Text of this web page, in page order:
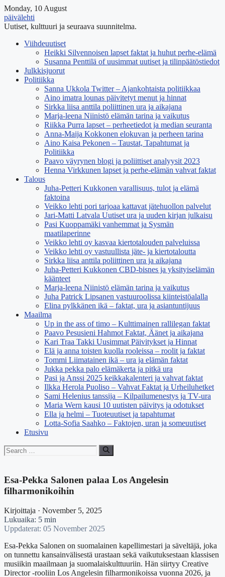
Monday, 10 August
päivälehti
Uutiset, kulttuuri ja seuraava suunnitelma.
Viihdeuutiset
Heikki Silvennoisen lapset faktat ja huhut perhe-elämä
Susanna Penttilä of uusimmat uutiset ja tilinpäätöstiedot
Julkkisjuorut
Politiikka
Sanna Ukkola Twitter – Ajankohtaista politiikkaa
Aino imatra lounas päivitetyt menut ja hinnat
Sirkka liisa anttila poliittinen ura ja aikajana
Marja-leena Niinistö elämän tarina ja vaikutus
Riikka Purra lapset – perheetiedot ja median seuranta
Anna-Maija Kokkonen elokuvan ja perheen tarina
Aino Kaisa Pekonen – Taustat, Tapahtumat ja
Politiikka
Paavo väyrynen blogi ja poliittiset analyysit 2023
Henna Virkkunen lapset ja perhe-elämän vahvat faktat
Talous
Juha-Petteri Kukkonen varallisuus, tulot ja elämä
faktoina
Veikko lehti pori tarjoaa kattavat jätehuollon palvelut
Jari-Matti Latvala Uutiset ura ja uuden kirjan julkaisu
Pasi Kuoppamäki vanhemmat ja Sysmän
maatilaperinne
Veikko lehti oy kasvaa kiertotalouden palveluissa
Veikko lehti oy vastuullista jäte- ja kiertotaloutta
Sirkka liisa anttila poliittinen ura ja aikajana
Juha-Petteri Kukkonen CBD-bisnes ja yksityiselämän
käänteet
Marja-leena Niinistö elämän tarina ja vaikutus
Juha Patrick Lipsanen vastuuroolissa kiinteistöalalla
Elina pylkkänen ikä – faktat, ura ja asiantuntijuus
Maailma
Up in the ass of timo – Kulttimainen rallilegan faktat
Paavo Pesusieni Hahmot Faktat, Äänet ja aikajana
Kari Traa Takki Uusimmat Päivitykset ja Hinnat
Elä ja anna toisten kuolla rooleissa – roolit ja faktat
Tommi Liimatainen ikä – ura ja elämän faktat
Jukka pekka palo elämäkerta ja pitkä ura
Pasi ja Anssi 2025 keikkakalenteri ja vahvat faktat
Ilkka Herola Puoliso – Vahvat Faktat ja Urheiluhetket
Sami Helenius tanssija – Kilpailumenestys ja TV-ura
Maria Wern kausi 10 uutisten päivitys ja odotukset
Ella ja helmi – Tuoteuutiset ja tapahtumat
Lotta-Sofia Saahko – Faktojen, uran ja someuutiset
Etusivu
Search
for:
Esa-Pekka Salonen palaa Los Angelesin
filharmonikoihin
Kirjoittaja · November 5, 2025
Lukuaika: 5 min
Uppdaterat: 05 November 2025
Esa-Pekka Salonen on suomalainen kapellimestari ja säveltäjä, joka
on tunnettu kansainvälisestä urastaan sekä vaikutuksestaan klassisen
musiikin maailmaan ja suomalaiskulttuuriin. Hän siirtyy Creative
Director -rooliin Los Angelesin filharmonikoissa vuonna 2026, ja